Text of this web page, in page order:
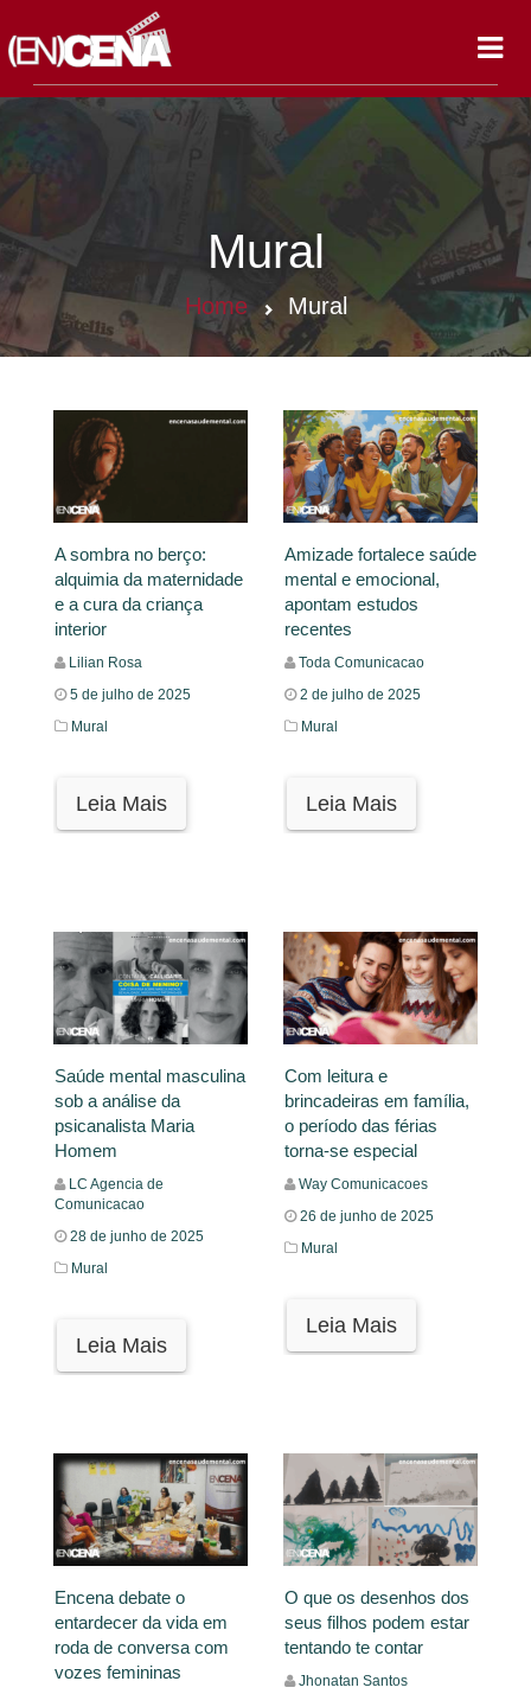
Mural
Home Mural
A sombra no berço:
alquimia da maternidade
e a cura da criança
interior
Lilian Rosa
5 de julho de 2025
Mural
Leia Mais
Amizade fortalece saúde
mental e emocional,
apontam estudos
recentes
Toda Comunicacao
2 de julho de 2025
Mural
Leia Mais
Saúde mental masculina
sob a análise da
psicanalista Maria
Homem
LC Agencia de
Comunicacao
28 de junho de 2025
Mural
Leia Mais
Com leitura e
brincadeiras em família,
o período das férias
torna-se especial
Way Comunicacoes
26 de junho de 2025
Mural
Leia Mais
Encena debate o
entardecer da vida em
roda de conversa com
vozes femininas
O que os desenhos dos
seus filhos podem estar
tentando te contar
Jhonatan Santos